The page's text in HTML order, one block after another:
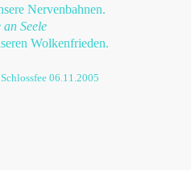
Nervenbahnen.
an Seele
Wolkenfrieden.
06.11.2005